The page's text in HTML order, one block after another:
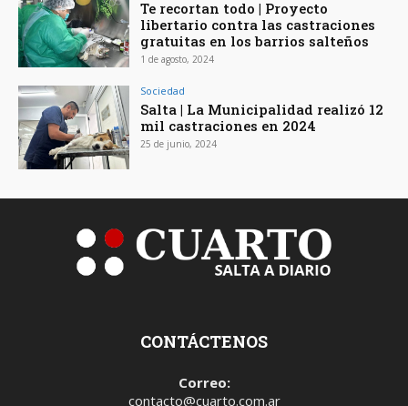
Te recortan todo | Proyecto
libertario contra las castraciones
gratuitas en los barrios salteños
1 de agosto, 2024
Sociedad
Salta | La Municipalidad realizó 12
mil castraciones en 2024
25 de junio, 2024
CONTÁCTENOS
Correo:
contacto@cuarto.com.ar